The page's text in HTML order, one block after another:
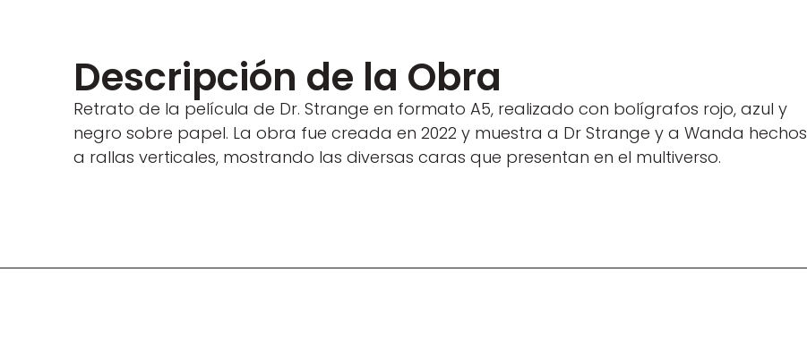
Descripción de la Obra
Retrato de la película de Dr. Strange en formato A5, realizado con bolígrafos rojo, azul y
negro sobre papel. La obra fue creada en 2022 y muestra a Dr Strange y a Wanda hechos
a rallas verticales, mostrando las diversas caras que presentan en el multiverso.